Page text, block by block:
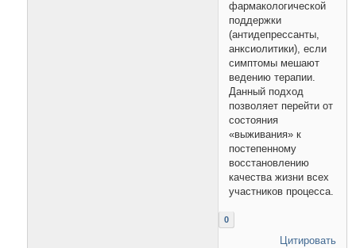
фармакологической
поддержки
(антидепрессанты,
анксиолитики), если
симптомы мешают
ведению терапии.
Данный подход
позволяет перейти от
состояния
«выживания» к
постепенному
восстановлению
качества жизни всех
участников процесса.
0
Цитировать